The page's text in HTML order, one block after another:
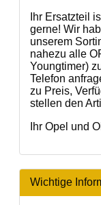
Ihr Ersatzteil
gerne! Wir
unserem
nahezu alle
Youngtimer)
Telefon
zu Preis,
stellen den
Ihr Opel und
Wichtige